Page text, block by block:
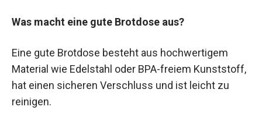
Was macht eine gute Brotdose aus?
Eine gute Brotdose besteht aus hochwertigem
Material wie Edelstahl oder BPA-freiem Kunststoff,
hat einen sicheren Verschluss und ist leicht zu
reinigen.